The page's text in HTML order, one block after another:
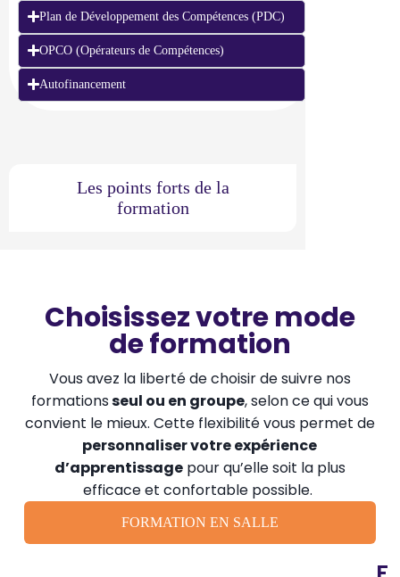
Les points forts de la
formation
Plan de Développement des Compétences (PDC)
OPCO (Opérateurs de Compétences)
Autofinancement
Choisissez votre mode
de formation
Vous avez la liberté de choisir de suivre nos
formationsseul ou en groupe, selon ce qui vous
convient le mieux. Cette flexibilité vous permet de
personnaliser votre expérience
d’apprentissagepour qu’elle soit la plus
efficace et confortable possible.
FORMATION EN SALLE